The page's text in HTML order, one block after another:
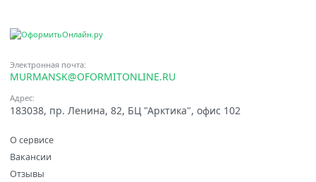
Электронная почта:
MURMANSK@OFORMITONLINE.RU
Адрес:
183038, пр. Ленина, 82, БЦ "Арктика", офис 102
О сервисе
Вакансии
Отзывы